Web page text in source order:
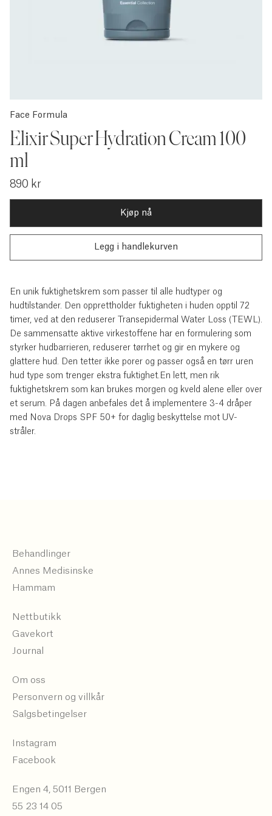
Face Formula
Elixir Super Hydration Cream 100
ml
890 kr
Kjøp nå
En unik fuktighetskrem som passer til alle hudtyper og
hudtilstander. Den opprettholder fuktigheten i huden opptil 72
timer, ved at den reduserer Transepidermal Water Loss (TEWL).
De sammensatte aktive virkestoffene har en formulering som
styrker hudbarrieren, reduserer tørrhet og gir en mykere og
glattere hud. Den tetter ikke porer og passer også en tørr uren
hud type som trenger ekstra fuktighet.En lett, men rik
fuktighetskrem som kan brukes morgen og kveld alene eller over
et serum. På dagen anbefales det å implementere 3-4 dråper
med Nova Drops SPF 50+ for daglig beskyttelse mot UV-
stråler.
Behandlinger
Annes Medisinske
Hammam
Nettbutikk
Gavekort
Journal
Om oss
Personvern og villkår
Salgsbetingelser
Instagram
Facebook
Engen 4, 5011 Bergen
55 23 14 05